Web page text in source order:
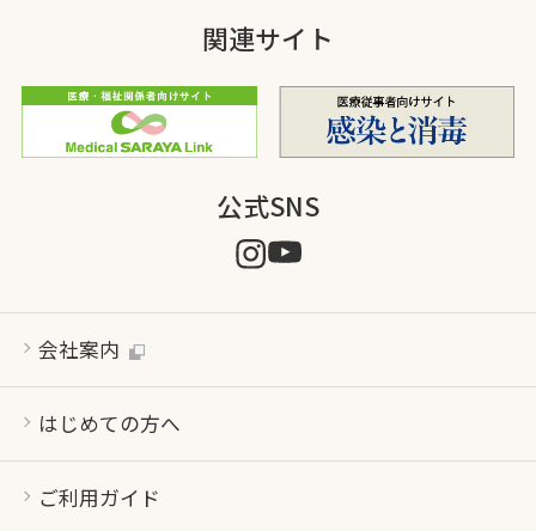
関連サイト
公式SNS
会社案内
はじめての方へ
ご利用ガイド